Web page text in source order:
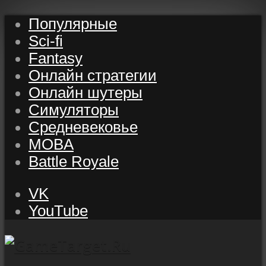
Популярные
Sci-fi
Fantasy
Онлайн стратегии
Онлайн шутеры
Симуляторы
Средневековье
MOBA
Battle Royale
VK
YouTube